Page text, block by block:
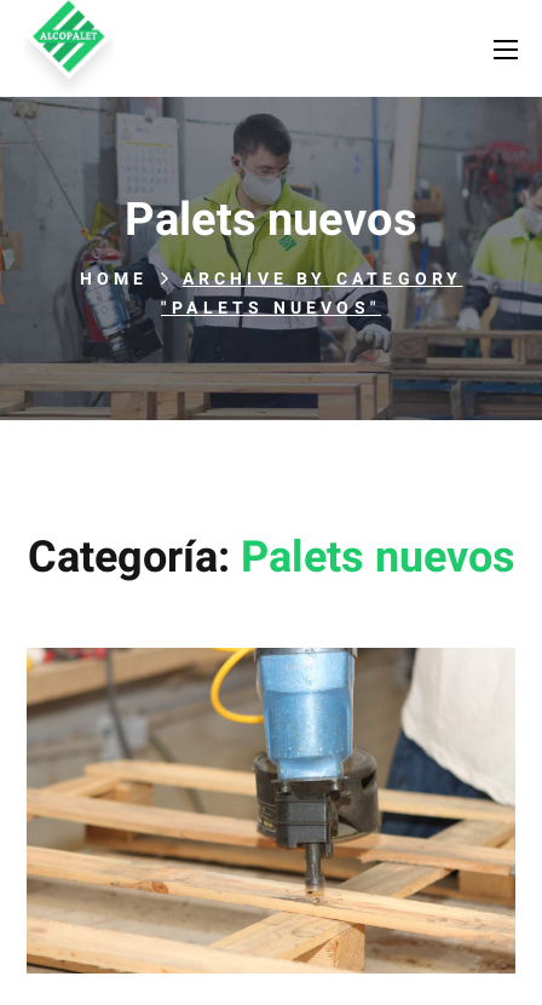
Palets nuevos
HOME
ARCHIVE BY CATEGORY
"PALETS NUEVOS"
Categoría: Palets nuevos